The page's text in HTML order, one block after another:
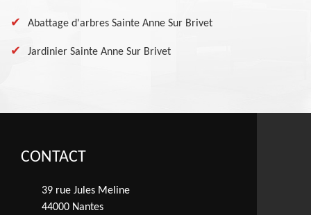
Abattage d'arbres Sainte Anne Sur Brivet
Jardinier Sainte Anne Sur Brivet
CONTACT
39 rue Jules Meline
44000 Nantes